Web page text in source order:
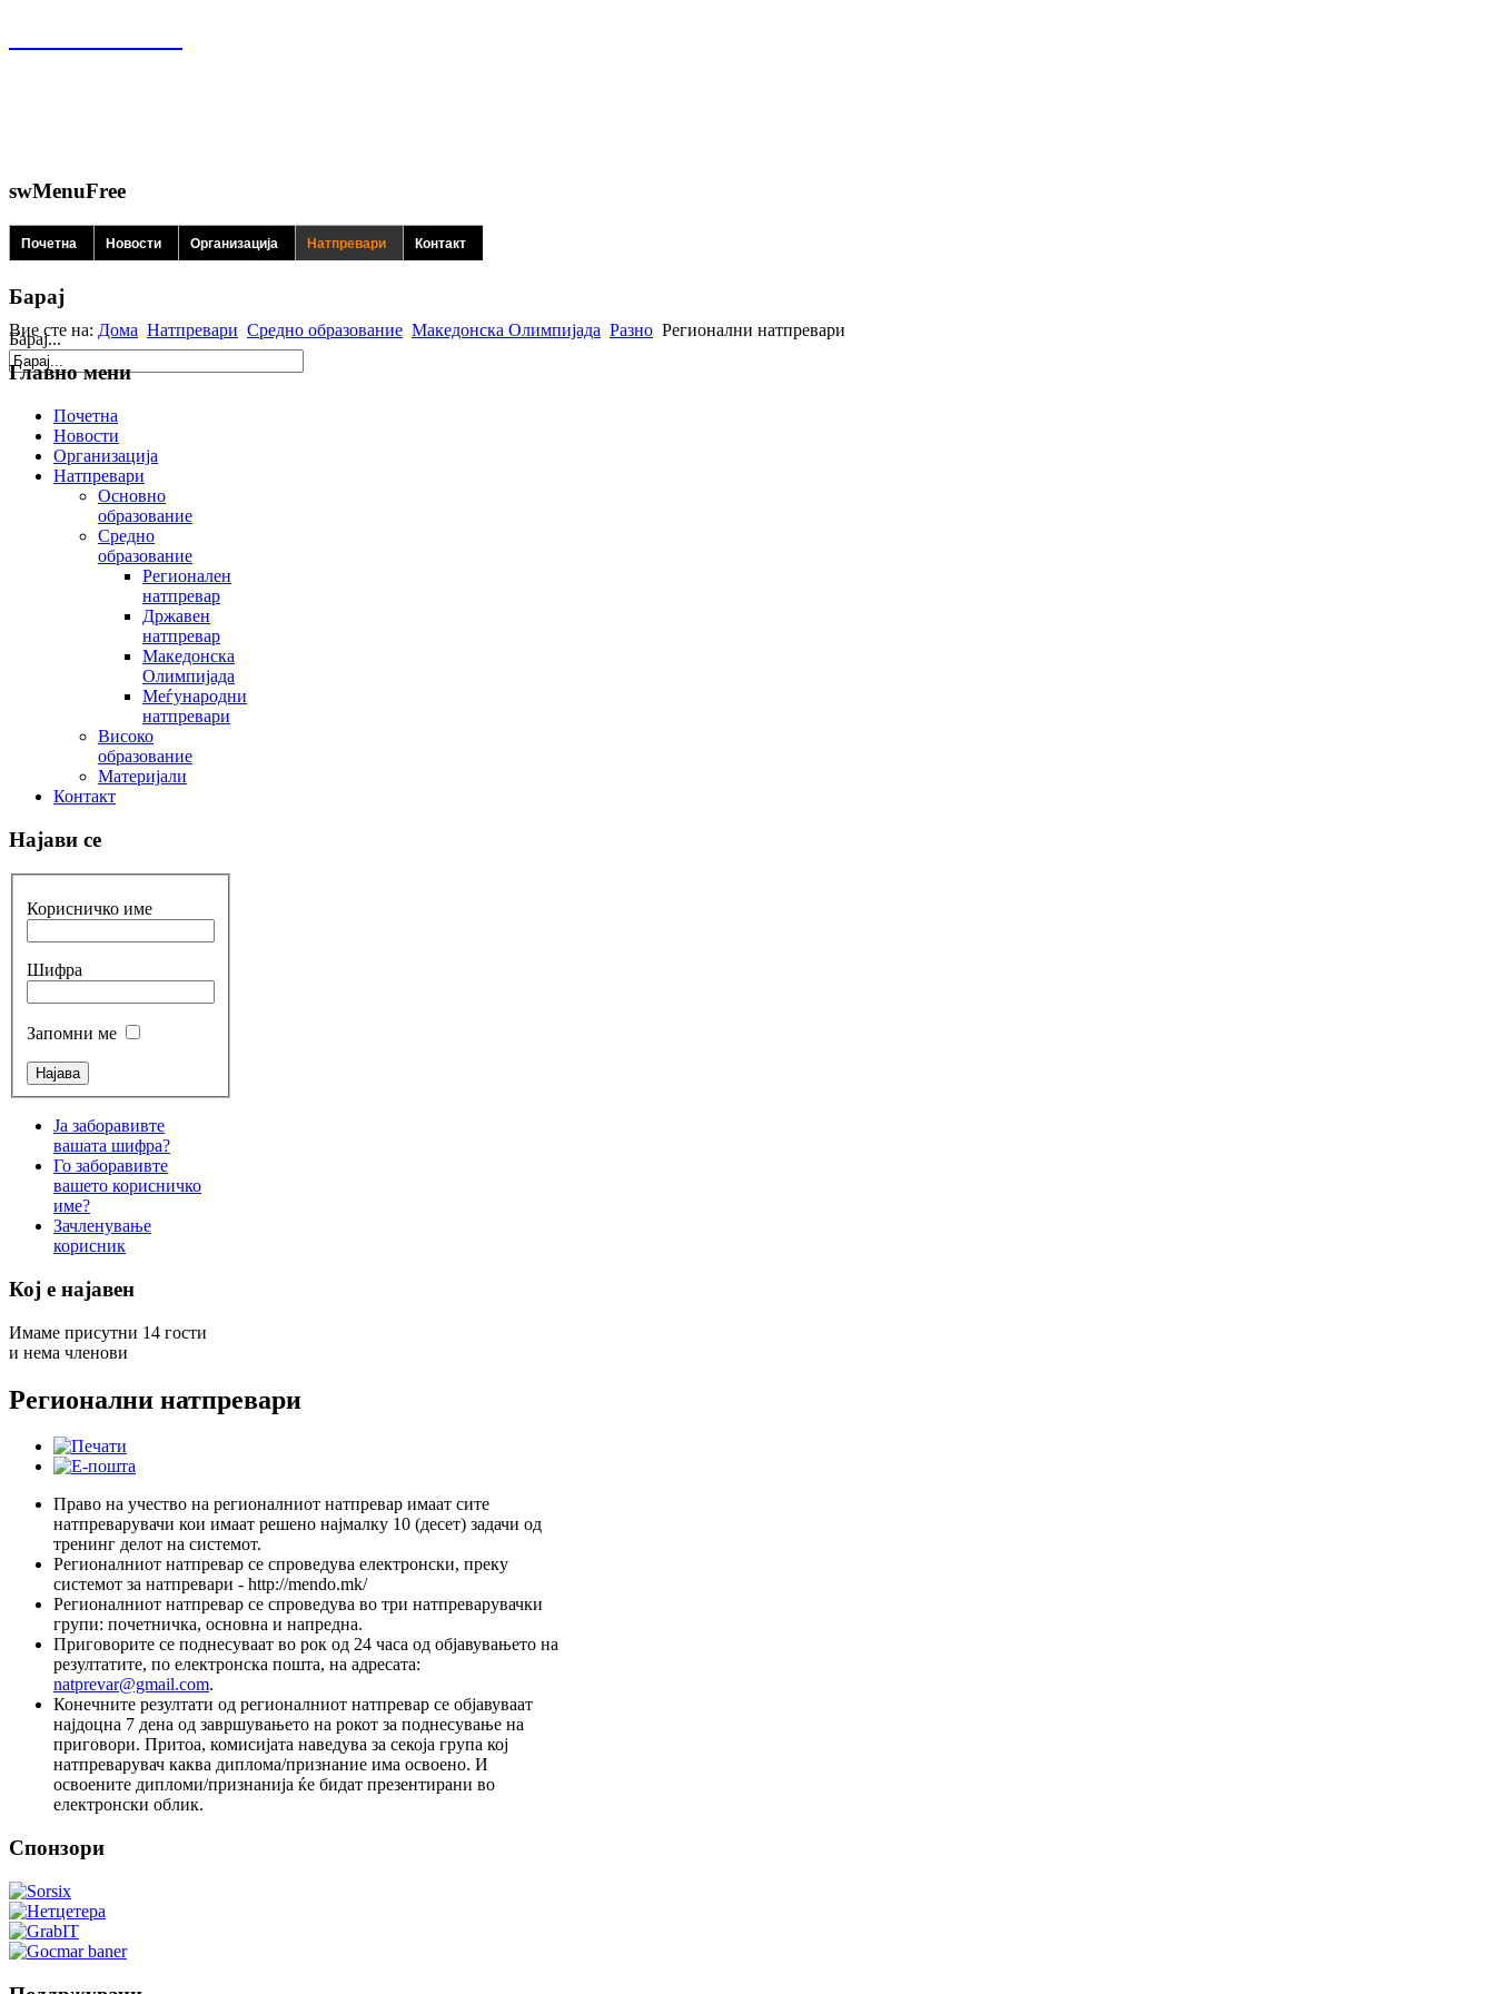
swMenuFree
Почетна Новости Организација Натпревари Контакт
Барај
Барај...
Вие сте на: Дома Натпревари Средно образование Македонска Олимпијада Разно Регионални натпревари
Главно мени
Почетна
Новости
Организација
Натпревари
Основно
образование
Средно
образование
Регионален
натпревар
Државен
натпревар
Македонска
Олимпијада
Меѓународни
натпревари
Високо
образование
Материјали
Контакт
Најави се
Корисничко име
Шифра
Запомни ме
Ја заборавивте
вашата шифра?
Го заборавивте
вашето корисничко
име?
Зачленување
корисник
Кој е најавен
Имаме присутни 14 гости
и нема членови
Регионални натпревари
Право на учество на регионалниот натпревар имаат сите
натпреварувачи кои имаат решено најмалку 10 (десет) задачи од
тренинг делот на системот.
Регионалниот натпревар се спроведува електронски, преку
системот за натпревари - http://mendo.mk/
Регионалниот натпревар се спроведува во три натпреварувачки
групи: почетничка, основна и напредна.
Приговорите се поднесуваат во рок од 24 часа од објавувањето на
резултатите, по електронска пошта, на адресата:
natprevar@gmail.com.
Конечните резултати од регионалниот натпревар се објавуваат
најдоцна 7 дена од завршувањето на рокот за поднесување на
приговори. Притоа, комисијата наведува за секоја група кој
натпреварувач каква диплома/признание има освоено. И
освоените дипломи/признанија ќе бидат презентирани во
електронски облик.
Спонзори